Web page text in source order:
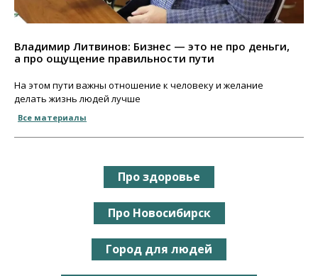
Владимир Литвинов: Бизнес — это не про деньги,
а про ощущение правильности пути
На этом пути важны отношение к человеку и желание
делать жизнь людей лучше
Все материалы
Про здоровье
Про Новосибирск
Город для людей